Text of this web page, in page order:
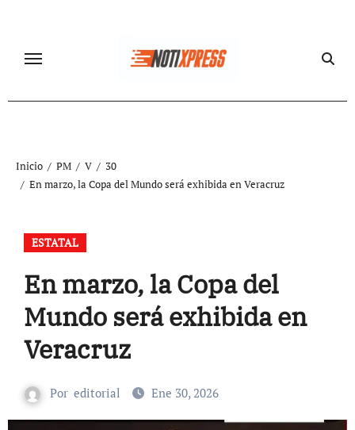
contenido
Inicio PM V
30
En marzo, la Copa del Mundo será exhibida en Veracruz
ESTATAL
En marzo, la Copa del
Mundo será exhibida en
Veracruz
Por editorial Ene 30, 2026